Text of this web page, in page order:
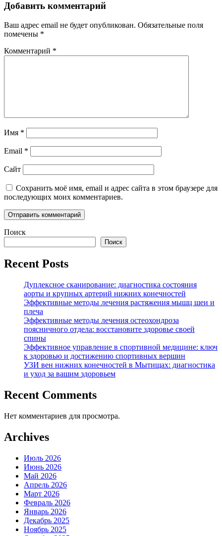
Добавить комментарий
Ваш адрес email не будет опубликован. Обязательные поля
помечены *
Комментарий *
Имя *
Email *
Сайт
Сохранить моё имя, email и адрес сайта в этом браузере для
последующих моих комментариев.
Поиск
Поиск
Recent Posts
Дуплексное сканирование: диагностика состояния
аорты и крупных артерий нижних конечностей
Эффективные методы лечения растяжения мышц шеи и
плеча
Эффективные методы лечения остеохондроза
поясничного отдела: восстановите здоровье своей
спины
Эффективное управление в спортивной медицине: ключ
к здоровью и достижению спортивных вершин
УЗИ вен нижних конечностей в Мытищах: диагностика
и уход за вашим здоровьем
Recent Comments
Нет комментариев для просмотра.
Archives
Июль 2026
Июнь 2026
Май 2026
Апрель 2026
Март 2026
Февраль 2026
Январь 2026
Декабрь 2025
Ноябрь 2025